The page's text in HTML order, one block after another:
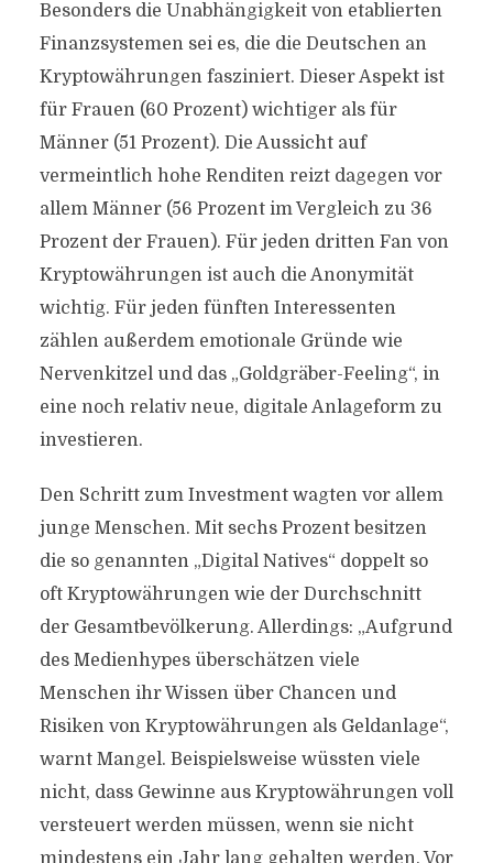
Besonders die Unabhängigkeit von etablierten
Finanzsystemen sei es, die die Deutschen an
Kryptowährungen fasziniert. Dieser Aspekt ist
für Frauen (60 Prozent) wichtiger als für
Männer (51 Prozent). Die Aussicht auf
vermeintlich hohe Renditen reizt dagegen vor
allem Männer (56 Prozent im Vergleich zu 36
Prozent der Frauen). Für jeden dritten Fan von
Kryptowährungen ist auch die Anonymität
wichtig. Für jeden fünften Interessenten
zählen außerdem emotionale Gründe wie
Nervenkitzel und das „Goldgräber-Feeling“, in
eine noch relativ neue, digitale Anlageform zu
investieren.
Den Schritt zum Investment wagten vor allem
junge Menschen. Mit sechs Prozent besitzen
die so genannten „Digital Natives“ doppelt so
oft Kryptowährungen wie der Durchschnitt
der Gesamtbevölkerung. Allerdings: „Aufgrund
des Medienhypes überschätzen viele
Menschen ihr Wissen über Chancen und
Risiken von Kryptowährungen als Geldanlage“,
warnt Mangel. Beispielsweise wüssten viele
nicht, dass Gewinne aus Kryptowährungen voll
versteuert werden müssen, wenn sie nicht
mindestens ein Jahr lang gehalten werden. Vor